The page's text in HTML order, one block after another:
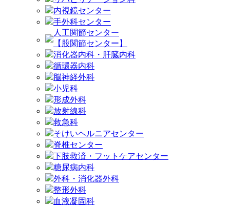
内視鏡センター
手外科センター
人工関節センター
【股関節センター】
消化器内科・肝臓内科
循環器内科
脳神経外科
小児科
形成外科
放射線科
救急科
そけいヘルニアセンター
脊椎センター
下肢救済・フットケアセンター
糖尿病内科
外科・消化器外科
整形外科
血液凝固科